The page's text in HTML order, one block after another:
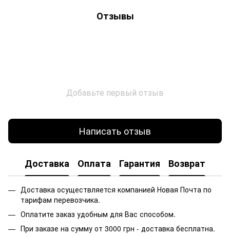
Отзывы
Добавьте первый отзыв
Написать отзыв
Доставка Оплата Гарантия Возврат
Доставка осуществляется компанией Новая Почта по
тарифам перевозчика.
Оплатите заказ удобным для Вас способом.
При заказе на сумму от 3000 грн - доставка бесплатна.